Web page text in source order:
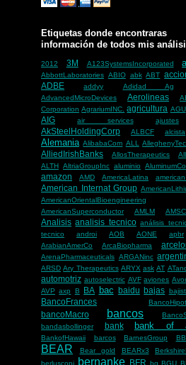
Etiquetas donde encontraras
información de todos mis
2012 3M A123SystemsIncorporated
AbbottLaboratories ABIO abk ABT
ADBE addyy Adidad Ag
AdvancedMicroDevices Aerolineas
Corporation AgrariumINC. agricultura AGU
AIG air services ajustes
AkSteelHoldingCorp
ALBCF alcista
Alemania AlibabaCom ALL
AlliedIrishBanks AllosTherapeutics
ALTH
AltriaGroupInc aluminio
amazon AMD AmericaLatina
American Internat Group
AmericanOrientalBioengineering
AmericanSuperconductor
AMLM AMSC
Analisis analisis tecnico análisis
tecnico
androi AOB AONE apbr
ArabianAmerCo ArcaBiopharma
ArenaPharmaceuticals ARGANinc
ARSD Ary Therapeutics ARYX ask AT
automotriz autoselectric AVF aviones
AVP axp B BA bac baidu bajas
BancoFrances
bancoMacro bancos
bandasbollinger
bank bank of
BankofHawaii barcos BarnesGroup
BEAR Bear gold BEARx3
bernanke BFR